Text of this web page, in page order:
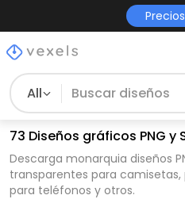
Precios
All
73 Diseños gráficos PNG y
Descarga monarquia diseños
transparentes para
para teléfonos y otros.